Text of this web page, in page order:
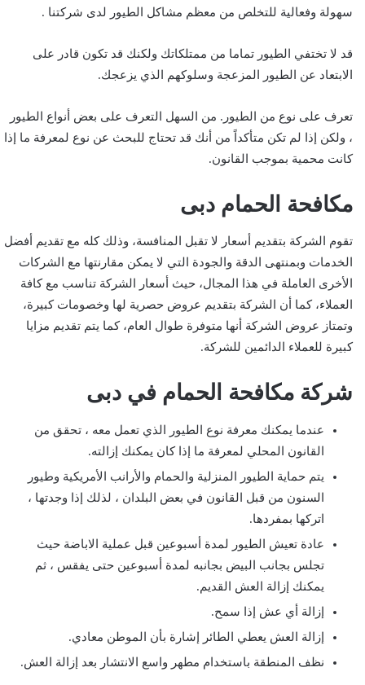
سهولة وفعالية للتخلص من معظم مشاكل الطيور لدى شركتنا .
قد لا تختفي الطيور تماما من ممتلكاتك ولكنك قد تكون قادر على
الابتعاد عن الطيور المزعجة وسلوكهم الذي يزعجك.
تعرف على نوع من الطيور. من السهل التعرف على بعض أنواع الطيور
، ولكن إذا لم تكن متأكداً من أنك قد تحتاج للبحث عن نوع لمعرفة ما إذا
كانت محمية بموجب القانون.
مكافحة الحمام دبى
تقوم الشركة بتقديم أسعار لا تقبل المنافسة، وذلك كله مع تقديم أفضل
الخدمات وبمنتهى الدقة والجودة التي لا يمكن مقارنتها مع الشركات
الأخرى العاملة في هذا المجال، حيث أسعار الشركة تناسب مع كافة
العملاء، كما أن الشركة بتقديم عروض حصرية لها وخصومات كبيرة،
وتمتاز عروض الشركة أنها متوفرة طوال العام، كما يتم تقديم مزايا
كبيرة للعملاء الدائمين للشركة.
شركة مكافحة الحمام في دبى
عندما يمكنك معرفة نوع الطيور الذي تعمل معه ، تحقق من
القانون المحلي لمعرفة ما إذا كان يمكنك إزالته.
يتم حماية الطيور المنزلية والحمام والأرانب الأمريكية وطيور
السنون من قبل القانون في بعض البلدان ، لذلك إذا وجدتها ،
اتركها بمفردها.
عادة تعيش الطيور لمدة أسبوعين قبل عملية الاباضة حيث
تجلس بجانب البيض بجانبه لمدة أسبوعين حتى يفقس ، ثم
يمكنك إزالة العش القديم.
إزالة أي عش إذا سمح.
إزالة العش يعطي الطائر إشارة بأن الموطن معادي.
نظف المنطقة باستخدام مطهر واسع الانتشار بعد إزالة العش.